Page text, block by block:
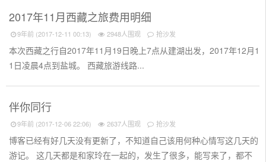
2017年11月西藏之旅费用明细
9年前 (2017-12-11 00:13) 2948人围观 抢沙发
本次西藏之行自2017年11月19日晚上7点从建湖出发，2017年12月1
1日凌晨4点到盐城。 西藏旅游线路...
伴你同行
9年前 (2017-12-06 22:06) 2637人围观 抢沙发
博客已经有好几天没有更新了，不知道自己该用何种心情写这几天的
游记。 这几天都是和家玲在一起的，发生了很多，能写来了，都不